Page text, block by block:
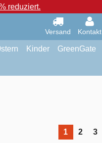
reduziert.
Versand Kontakt
Kinder GreenGate
1 2 3